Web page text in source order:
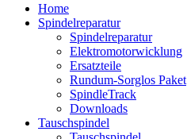
Home
Spindelreparatur
Spindelreparatur
Elektromotorwicklung
Ersatzteile
Rundum-Sorglos Paket
SpindleTrack
Downloads
Tauschspindel